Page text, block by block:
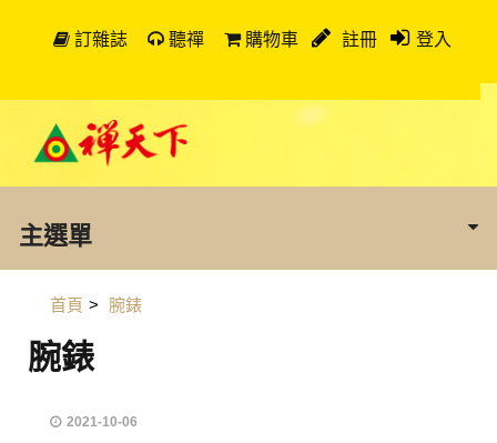
訂雜誌 聽禪 購物車 註冊 登入
主選單
首頁 > 腕錶
腕錶
2021-10-06